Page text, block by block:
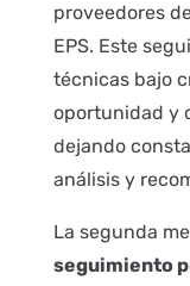
proveedores
EPS. Este
técnicas bajo
oportunidad y
dejando
análisis y
La segunda
seguimiento